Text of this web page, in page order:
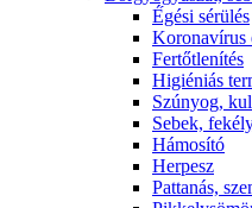
É́gési sérülés
Koronavírus
Fertőtlenítés
Higiéniás
Szúnyog,
Sebek,
Hámosító
Herpesz
Pattanás,